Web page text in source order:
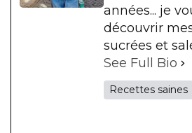
années... je
découvrir
sucrées et
See Full Bio
Recettes saines